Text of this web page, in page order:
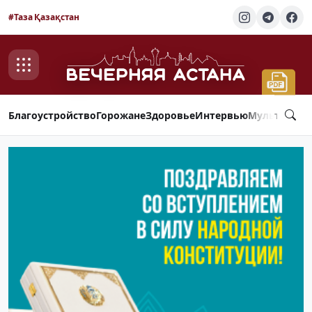
#Таза Қазақстан
БлагоустройствоГорожанеЗдоровьеИнтервью